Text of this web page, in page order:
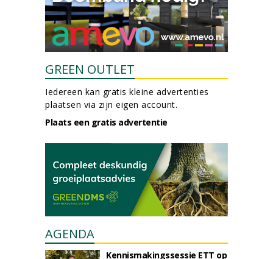
GREEN OUTLET
Iedereen kan gratis kleine advertenties
plaatsen via zijn eigen account.
Plaats een gratis advertentie
AGENDA
Kennismakingssessie ETT op